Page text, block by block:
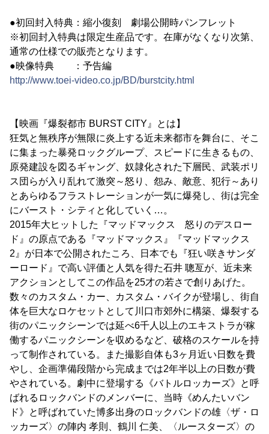
●初回封入特典：縮小復刻 劇場公開時パンフレット
※初回封入特典は限定生産品です。在庫がなくなり次第、
通常の仕様での販売となります。
●映像特典 ：予告編
http://www.toei-video.co.jp/BD/burstcity.html
【映画『爆裂都市 BURST CITY』とは】
狂気と無秩序が無限に炎上する近未来都市を舞台に、そこ
に集まった暴発ロックグループ、スピードに生きるもの、
原発建設を図るギャング、奴隷化された下層民、武装ポリ
ス団らが入り乱れて激突～怒り、怨み、敵意、犯行～あり
とあらゆるフラストレーションが一気に爆発し、街は完全
にバースト・シティと化していく…。
2015年大ヒットした『マッドマックス 怒りのデスロー
ド』の原点である『マッドマックス』『マッドマックス
2』が日本で公開されたころ、日本でも『狂い咲きサンダ
ーロード』で高い評価と人気を得た石井 聰亙が、近未来
アクションとしてこの作品を25才の若さで創りあげた。
数々のカスタム・カー、カスタム・バイクが登場し、街自
体を巨大なロケセットとして川口市郊外に構築、爆裂する
街のパニックシーンでは延べ6千人以上のエキストラが稼
働するパニックシーンを収めるなど、破格のスケールを持
って制作されている。また撮影自体も3ヶ月近い日数を費
やし、企画準備段階から完成までは2年半以上の日数が費
やされている。劇中に登場する《バトルロッカーズ》と呼
ばれるロックバンドのメンバーに、当時《めんたいバン
ド》と呼ばれていた博多出身のロックバンドの雄〈ザ・ロ
ッカーズ〉の陣内 孝則、鶴川 仁美、〈ルースターズ〉の